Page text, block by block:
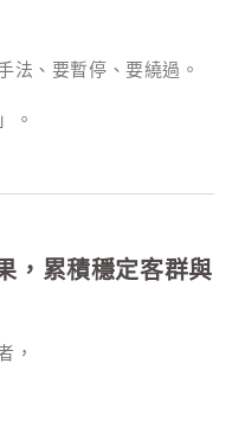
法、要暫停、要繞過。
。
，累積穩定客群與
，